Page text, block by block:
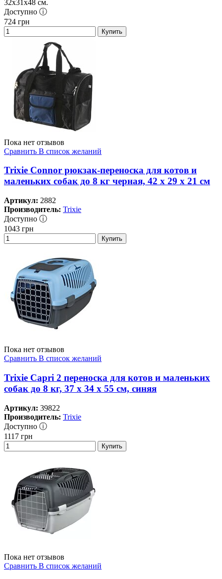
32х31х48 см.
Доступно ⓘ
724 грн
Купить
Пока нет отзывов
Сравнить В список желаний
Trixie Connor рюкзак-переноска для котов и
маленьких собак до 8 кг черная, 42 x 29 x 21 см
Артикул: 2882
Производитель: Trixie
Доступно ⓘ
1043 грн
Купить
Пока нет отзывов
Сравнить В список желаний
Trixie Capri 2 переноска для котов и маленьких
собак до 8 кг, 37 x 34 x 55 см, синяя
Артикул: 39822
Производитель: Trixie
Доступно ⓘ
1117 грн
Купить
Пока нет отзывов
Сравнить В список желаний